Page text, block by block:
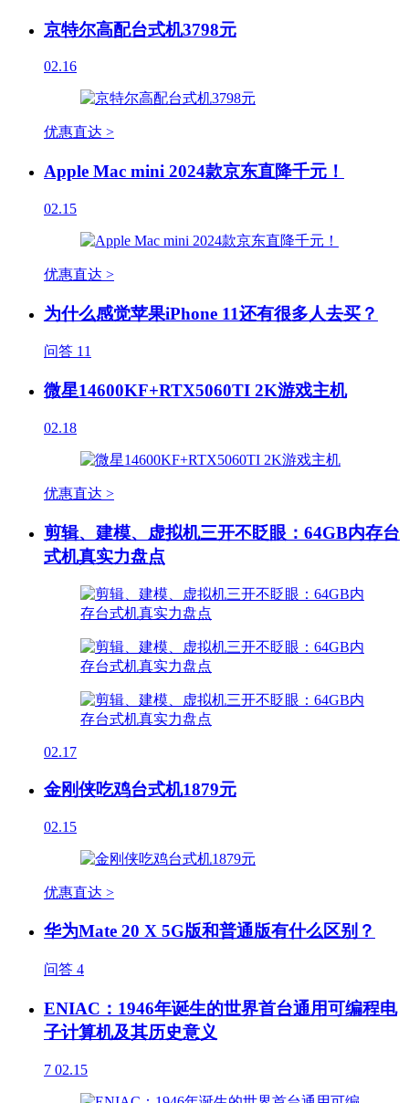
京特尔高配台式机3798元
02.16
优惠直达 >
Apple Mac mini 2024款京东直降千元！
02.15
优惠直达 >
为什么感觉苹果iPhone 11还有很多人去买？
问答 11
微星14600KF+RTX5060TI 2K游戏主机
02.18
优惠直达 >
剪辑、建模、虚拟机三开不眨眼：64GB内存台
式机真实力盘点
02.17
金刚侠吃鸡台式机1879元
02.15
优惠直达 >
华为Mate 20 X 5G版和普通版有什么区别？
问答 4
ENIAC：1946年诞生的世界首台通用可编程电
子计算机及其历史意义
7 02.15